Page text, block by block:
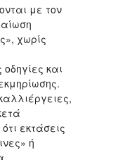
με τον
χωρίς
και
εκτάσεις
ή